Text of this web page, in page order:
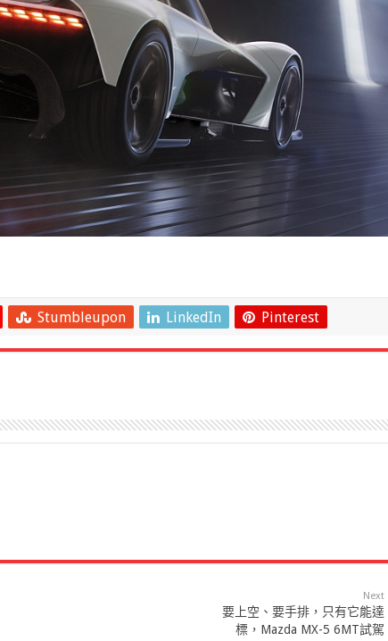
Stumbleupon LinkedIn Pinterest
Next
要上空、要手排，只有它能達
標，Mazda MX-5 6MT試駕